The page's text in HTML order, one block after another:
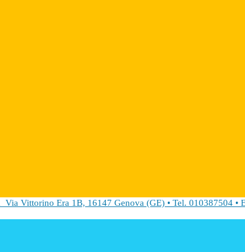
Via Vittorino Era 1B, 16147 Genova (GE) • Tel. 010387504 •